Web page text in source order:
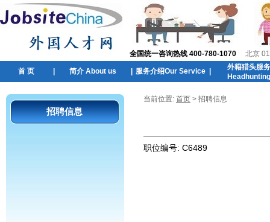
全国统一咨询热线 400-780-1070 北京
首 页 简介 About us 服务介绍Our Service
外籍猎头服
招聘信息
当前位置: 首页 > 招聘信息
职位编号: C6489